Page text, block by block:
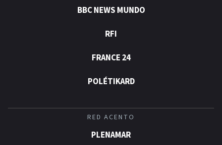
BBC NEWS MUNDO
RFI
FRANCE 24
POLÉTIKARD
RED ACENTO
PLENAMAR